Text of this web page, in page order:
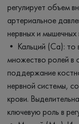
регулирует объем
артериальное
нервных и мышечных
• Кальций (Ca): то
множество ролей в
поддержание
нервной системы,
крови.
ключевую роль в